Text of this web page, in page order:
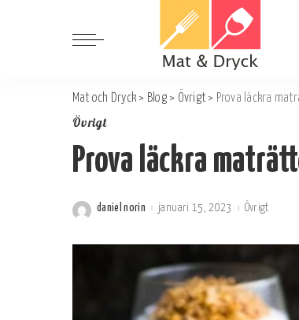
Mat och Dryck > Blog> Övrigt > Prova läckra
Övrigt
Prova läckra
Postat
daniel norin januari 15, 2023 Övrigt